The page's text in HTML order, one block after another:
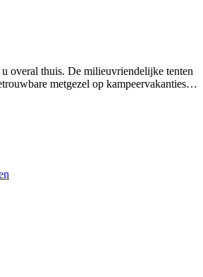
overal thuis. De milieuvriendelijke tenten
metgezel op kampeervakanties
en ijs.